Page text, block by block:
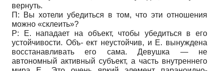
вернуть.
П: Вы хотели убедиться в том, что эти отношения
можно «склеить»?
Р: Е. нападает на объект, чтобы убедиться в его
устойчивости. Объ- ект неустойчив, и Е. вынуждена
восстанавливать его сама. Девушка — не
автономный активный субъект, а часть внутреннего